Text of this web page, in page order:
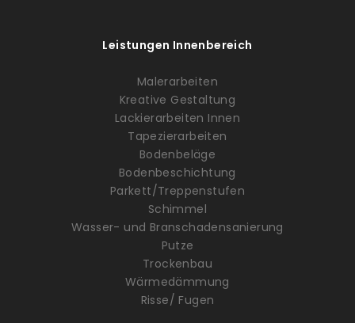
Leistungen Innenbereich
Malerarbeiten
Kreative Gestaltung
Lackierarbeiten Innen
Tapezierarbeiten
Bodenbeläge
Bodenbeschichtung
Parkett/Treppenstufen
Schimmel
Wasser- und Branschadensanierung
Putze
Trockenbau
Wärmedämmung
Risse/ Fugen